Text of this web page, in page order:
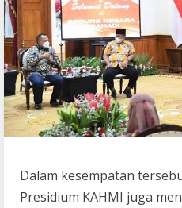
Dalam kesempatan
Presidium KAHMI juga